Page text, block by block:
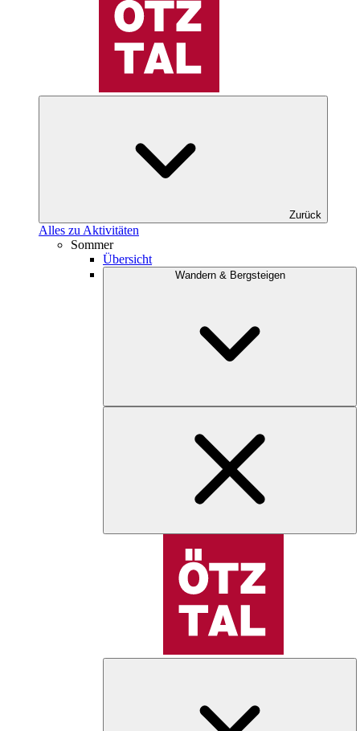
Zurück
Alles zu Aktivitäten
Sommer
Übersicht
Wandern & Bergsteigen